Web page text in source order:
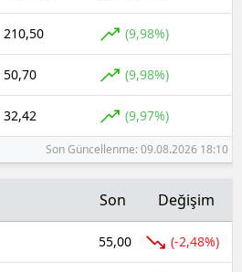
210,50 (9,98%)
50,70 (9,98%)
32,42 (9,97%)
Son Güncellenme: 09.08.2026 18:10
Son Değişim
55,00 (-2,48%)